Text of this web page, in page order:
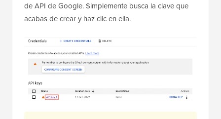
de API de Google. Simplemente busca la clave que
acabas de crear y haz clic en ella.